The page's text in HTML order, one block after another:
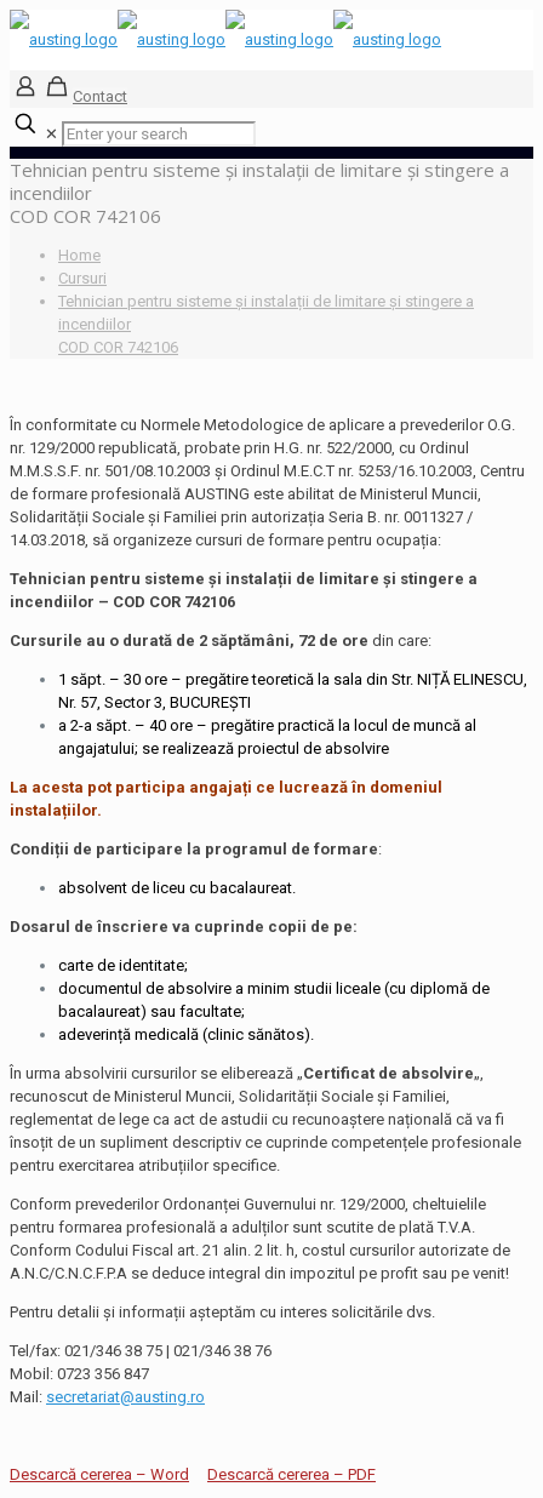
Contact
✕
Tehnician pentru sisteme și instalații de limitare și stingere a
incendiilor
COD COR 742106
Home
Cursuri
Tehnician pentru sisteme și instalații de limitare și stingere a
incendiilor
COD COR 742106
În conformitate cu Normele Metodologice de aplicare a prevederilor O.G.
nr. 129/2000 republicată, probate prin H.G. nr. 522/2000, cu Ordinul
M.M.S.S.F. nr. 501/08.10.2003 și Ordinul M.E.C.T nr. 5253/16.10.2003, Centru
de formare profesională AUSTING este abilitat de Ministerul Muncii,
Solidarității Sociale și Familiei prin autorizația Seria B. nr. 0011327 /
14.03.2018, să organizeze cursuri de formare pentru ocupația:
Tehnician pentru sisteme și instalații de limitare și stingere a
incendiilor – COD COR 742106
Cursurile au o durată de 2 săptămâni, 72 de ore din care:
1 săpt. – 30 ore – pregătire teoretică la sala din Str. NIȚĂ ELINESCU,
Nr. 57, Sector 3, BUCUREȘTI
a 2-a săpt. – 40 ore – pregătire practică la locul de muncă al
angajatului; se realizează proiectul de absolvire
La acesta pot participa angajați ce lucrează în domeniul
instalațiilor.
Condiții de participare la programul de formare:
absolvent de liceu cu bacalaureat.
Dosarul de înscriere va cuprinde copii de pe:
carte de identitate;
documentul de absolvire a minim studii liceale (cu diplomă de
bacalaureat) sau facultate;
adeverință medicală (clinic sănătos).
În urma absolvirii cursurilor se eliberează „Certificat de absolvire„,
recunoscut de Ministerul Muncii, Solidarității Sociale și Familiei,
reglementat de lege ca act de astudii cu recunoaștere națională că va fi
însoțit de un supliment descriptiv ce cuprinde competențele profesionale
pentru exercitarea atribuțiilor specifice.
Conform prevederilor Ordonanței Guvernului nr. 129/2000, cheltuielile
pentru formarea profesională a adulților sunt scutite de plată T.V.A.
Conform Codului Fiscal art. 21 alin. 2 lit. h, costul cursurilor autorizate de
A.N.C/C.N.C.F.P.A se deduce integral din impozitul pe profit sau pe venit!
Pentru detalii și informații așteptăm cu interes solicitările dvs.
Tel/fax: 021/346 38 75 | 021/346 38 76
Mobil: 0723 356 847
Mail: secretariat@austing.ro
Descarcă cererea – Word Descarcă cererea – PDF